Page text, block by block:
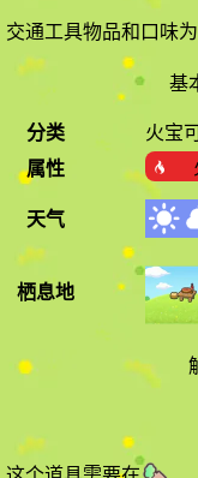
通工具物品和口味
基
分类 火宝
属性
天气
栖息地